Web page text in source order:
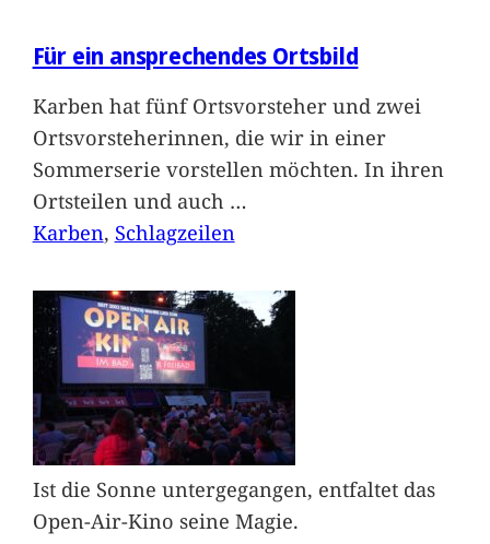
Für ein ansprechendes Ortsbild
Karben hat fünf Ortsvorsteher und zwei
Ortsvorsteherinnen, die wir in einer
Sommerserie vorstellen möchten. In ihren
Ortsteilen und auch …
Karben, Schlagzeilen
Ist die Sonne untergegangen, entfaltet das
Open-Air-Kino seine Magie.